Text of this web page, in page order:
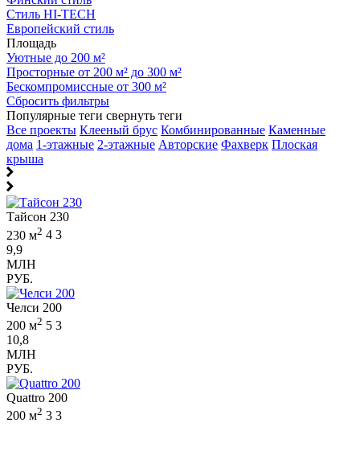
Стиль HI-TECH
Европейский стиль
Площадь
Уютные до 200 м²
Просторные от 200 м² до 300 м²
Бескомпромиссные от 300 м²
Сбросить фильтры
Популярные теги свернуть теги
Все проекты Клееный брус Комбинированные Каменные
дома 1-этажные 2-этажные Авторские Фахверк Плоская
крыша
Тайсон 230
230 м2 4 3
9,9
МЛН
РУБ.
Челси 200
200 м2 5 3
10,8
МЛН
РУБ.
Quattro 200
200 м2 3 3